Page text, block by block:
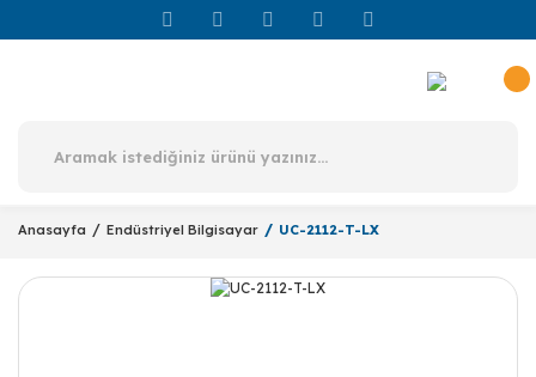
Anasayfa Endüstriyel Bilgisayar UC-2112-T-LX